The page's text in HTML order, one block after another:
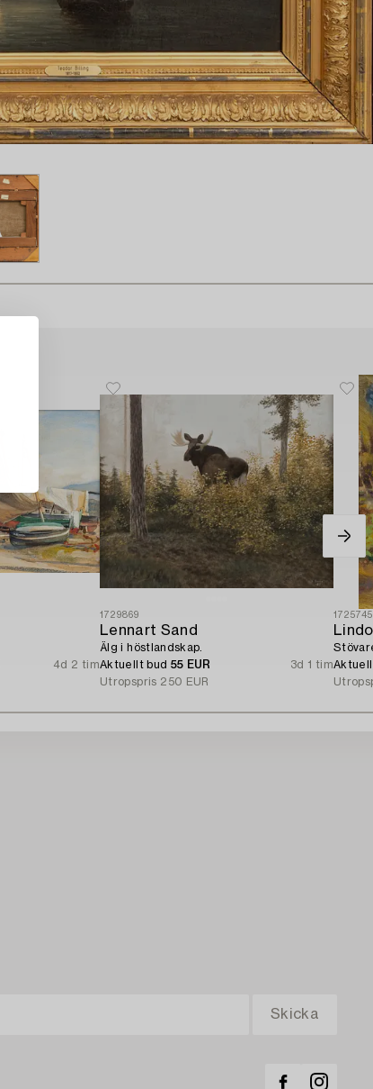
4d 2 tim
1729869
Lennart Sand
Älg i höstlandskap.
Aktuellt bud 55 EUR
3d 1 tim
Utropspris 250 EUR
1725745